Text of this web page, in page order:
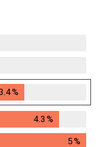
3.4%
4.3 %
5%